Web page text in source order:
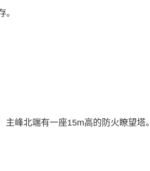
峰北端有一座15m高的防火瞭望塔。